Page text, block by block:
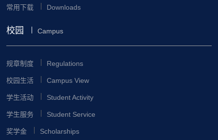
常用下载 Downloads
校园 Campus
规章制度 Regulations
校园生活 Campus View
学生活动 Student Activity
学生服务 Student Service
奖学金 Scholarships